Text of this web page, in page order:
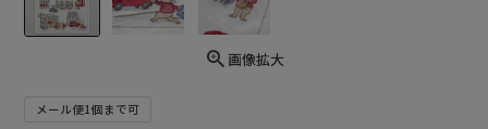
画像拡大
メール便1個まで可